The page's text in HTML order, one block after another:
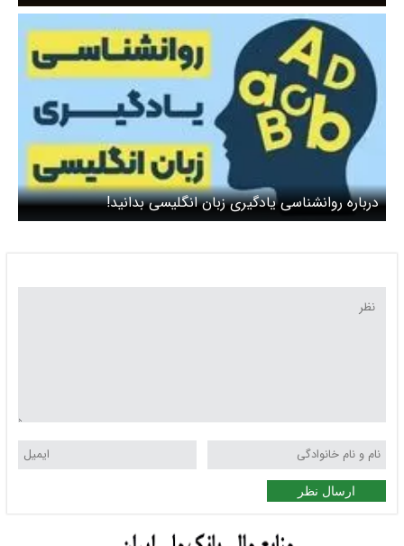
درباره روانشناسی یادگیری زبان انگلیسی بدانید!
ارسال نظر